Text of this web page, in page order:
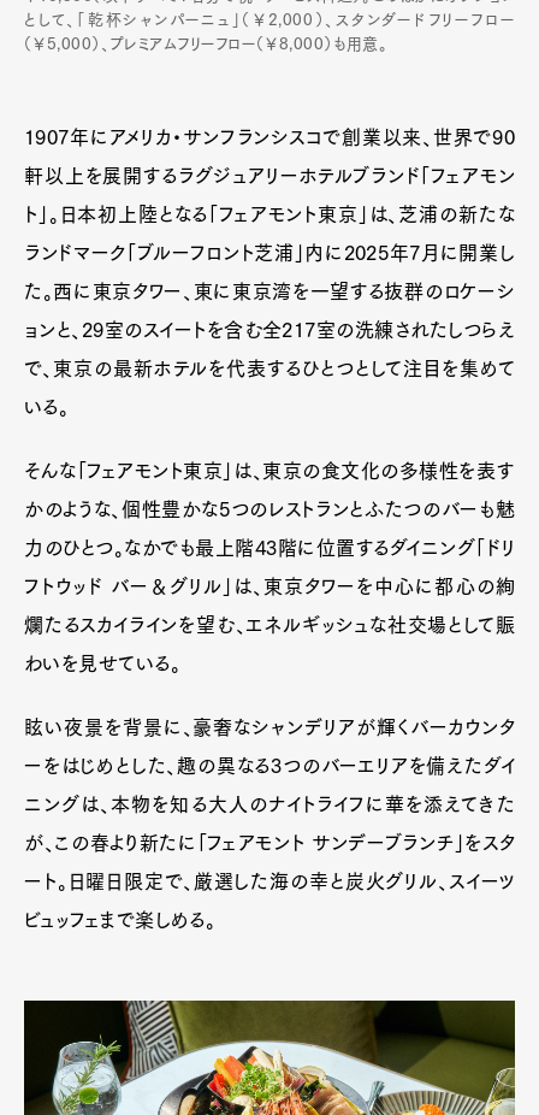
として、「乾杯シャンパーニュ」（￥2,000）、スタンダードフリーフロー
（￥5,000）、プレミアムフリーフロー（￥8,000）も用意。
1907年にアメリカ・サンフランシスコで創業以来、世界で90
軒以上を展開するラグジュアリーホテルブランド「フェアモン
ト」。日本初上陸となる「フェアモント東京」は、芝浦の新たな
ランドマーク「ブルーフロント芝浦」内に2025年7月に開業し
た。西に東京タワー、東に東京湾を一望する抜群のロケーシ
ョンと、29室のスイートを含む全217室の洗練されたしつらえ
で、東京の最新ホテルを代表するひとつとして注目を集めて
いる。
そんな「フェアモント東京」は、東京の食文化の多様性を表す
かのような、個性豊かな5つのレストランとふたつのバーも魅
力のひとつ。なかでも最上階43階に位置するダイニング「ドリ
フトウッド バー＆グリル」は、東京タワーを中心に都心の絢
爛たるスカイラインを望む、エネルギッシュな社交場として賑
わいを見せている。
眩い夜景を背景に、豪奢なシャンデリアが輝くバーカウンタ
ーをはじめとした、趣の異なる3つのバーエリアを備えたダイ
ニングは、本物を知る大人のナイトライフに華を添えてきた
が、この春より新たに「フェアモント サンデーブランチ」をスタ
ート。日曜日限定で、厳選した海の幸と炭火グリル、スイーツ
ビュッフェまで楽しめる。